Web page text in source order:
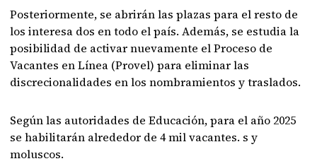
Posteriormente, se abrirán las plazas para el resto de
los interesa dos en todo el país. Además, se estudia la
posibilidad de activar nuevamente el Proceso de
Vacantes en Línea (Provel) para eliminar las
discrecionalidades en los nombramientos y traslados.
Según las autoridades de Educación, para el año 2025
se habilitarán alrededor de 4 mil vacantes. s y
moluscos.